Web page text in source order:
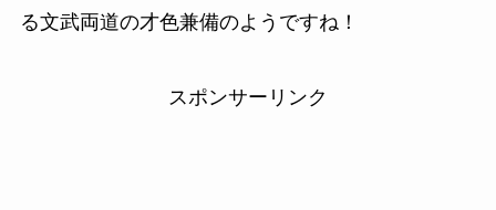
る文武両道の才色兼備のようですね！
スポンサーリンク